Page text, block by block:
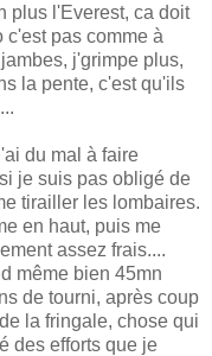
plus l'Everest, ca doit
c'est pas comme à
j'grimpe plus,
la pente, c'est qu'ils
du mal à faire
je suis pas obligé de
tirailler les lombaires.
en haut, puis me
assez frais....
même bien 45mn
de tourni, après coup
la fringale, chose qui
des efforts que je